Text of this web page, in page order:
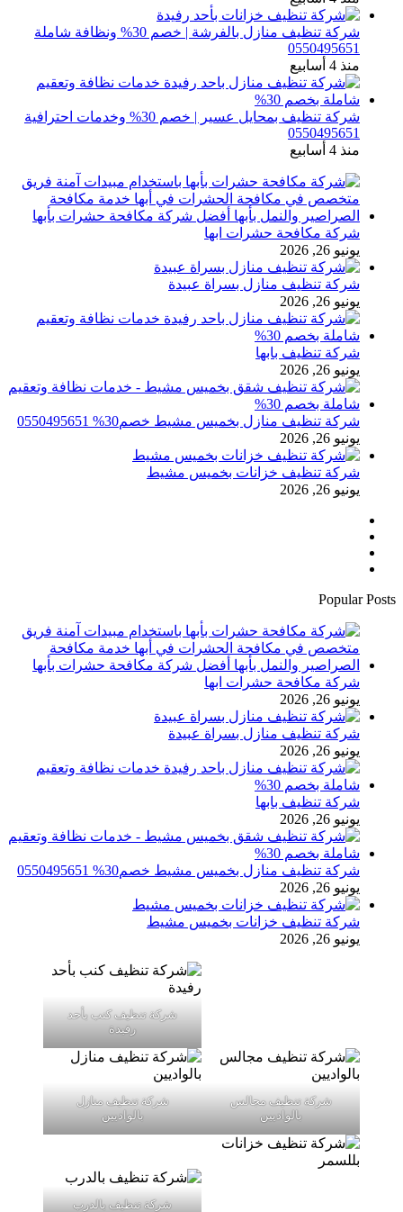
شركة تنظيف منازل بالفرشة | خصم 30% ونظافة شاملة
0550495651
منذ 4 أسابيع
شركة تنظيف بمحايل عسير | خصم 30% وخدمات احترافية
0550495651
منذ 4 أسابيع
شركة مكافحة حشرات ابها
يونيو 26, 2026
شركة تنظيف منازل بسراة عبيدة
يونيو 26, 2026
شركة تنظيف بابها
يونيو 26, 2026
شركة تنظيف منازل بخميس مشيط خصم30% 0550495651
يونيو 26, 2026
شركة تنظيف خزانات بخميس مشيط
يونيو 26, 2026
Popular Posts
شركة مكافحة حشرات ابها
يونيو 26, 2026
شركة تنظيف منازل بسراة عبيدة
يونيو 26, 2026
شركة تنظيف بابها
يونيو 26, 2026
شركة تنظيف منازل بخميس مشيط خصم30% 0550495651
يونيو 26, 2026
شركة تنظيف خزانات بخميس مشيط
يونيو 26, 2026
شركة تنظيف كنب بأحد
رفيدة
شركة تنظيف مجالس
بالواديين
شركة تنظيف منازل
بالواديين
شركة تنظيف بالدرب